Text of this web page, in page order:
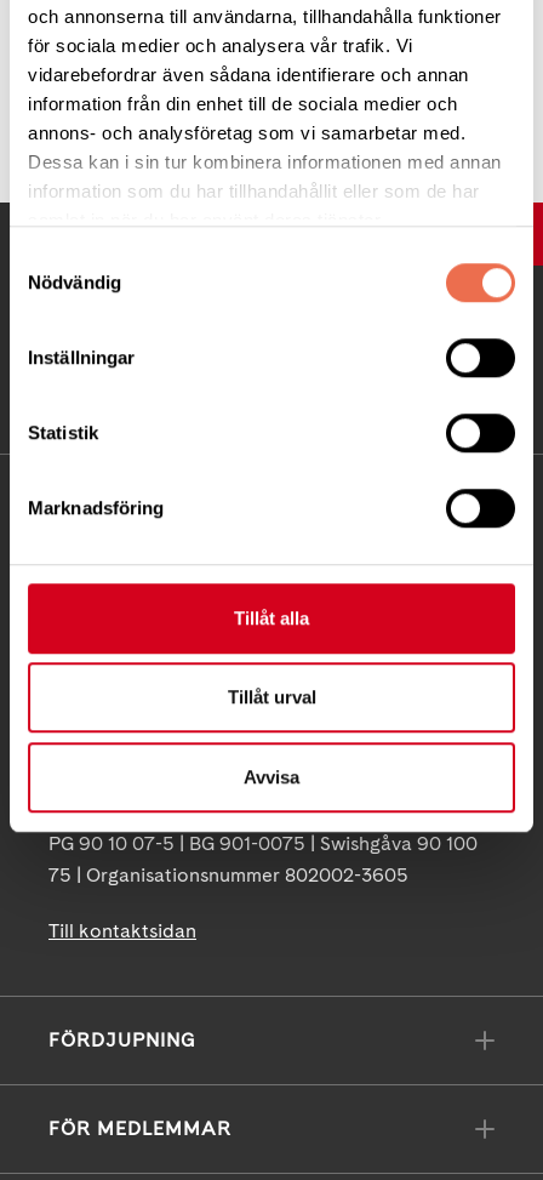
och annonserna till användarna, tillhandahålla funktioner
för sociala medier och analysera vår trafik. Vi
vidarebefordrar även sådana identifierare och annan
information från din enhet till de sociala medier och
annons- och analysföretag som vi samarbetar med.
Dessa kan i sin tur kombinera informationen med annan
information som du har tillhandahållit eller som de har
Nödvändig
Inställningar
Statistik
Marknadsföring
Tillåt alla
Tillåt urval
Avvisa
KONTAKT
Ågatan 12 C, 172 62 Sundbyberg
08-677 70 10
171 04 Solna
info@neuro.se
PG 90 10 07-5 | BG 901-0075 | Swishgåva 90 100
75 | Organisationsnummer 802002-3605
Till kontaktsidan
FÖRDJUPNING
FÖR MEDLEMMAR